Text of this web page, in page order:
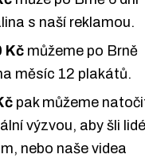
s naší reklamou.
Kč můžeme po Brně
měsíc 12 plakátů.
pak můžeme
výzvou, aby šli lidé
nebo naše videa